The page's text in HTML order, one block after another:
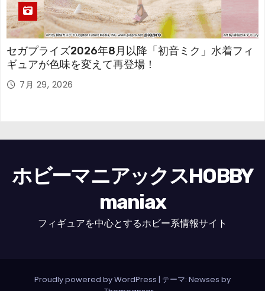
セガプライズ2026年8月以降「初音ミク」水着フィ
ギュアが色味を変えて再登場！
7月 29, 2026
ホビーマニアックスHOBBY
maniax
フィギュアを中心とするホビー系情報サイト
Proudly powered by WordPress | テーマ: Newses by